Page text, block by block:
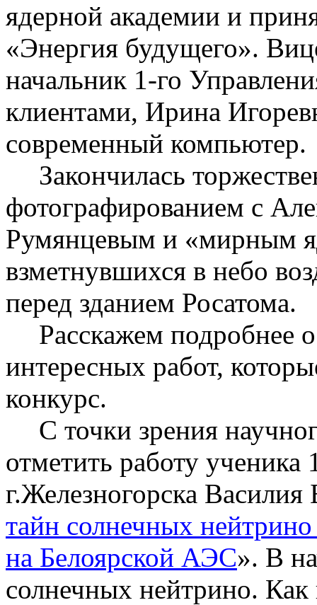
ядерной академии и
«Энергия будущего».
начальник 1-го
клиентами, Ирина
современный компьютер.
Закончилась
фотографированием с
Румянцевым и «мирным
взметнувшихся в небо
перед зданием Росатома.
Расскажем подробнее
интересных работ,
конкурс.
С точки зрения
отметить работу
г.Железногорска Василия
тайн солнечных
на Белоярской АЭС». В
солнечных нейтрино. Как